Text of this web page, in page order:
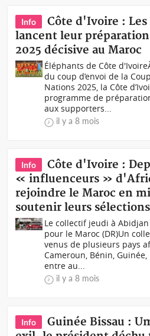
Info
Côte d'Ivoire :
lancent leur
2025 décisive au Maroc
Éléphants de Côte
du coup d’envoi de la
Nations 2025, la Côte
programme de
aux supporters...
il y a 8 mois
Info
Côte d'Ivoire :
« influenceurs »
rejoindre le Maroc en
soutenir leurs sélections
Le collectif jeudi à
pour le Maroc (DR)Un
venus de plusieurs pays
Cameroun, Bénin, Guinée,
entre au...
il y a 8 mois
Info
Guinée Bissau :